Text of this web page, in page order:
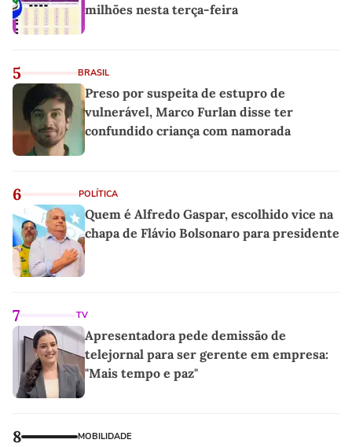
milhões nesta terça-feira
5 BRASIL
Preso por suspeita de estupro de
vulnerável, Marco Furlan disse ter
confundido criança com namorada
6 POLÍTICA
Quem é Alfredo Gaspar, escolhido vice na
chapa de Flávio Bolsonaro para presidente
7 TV
Apresentadora pede demissão de
telejornal para ser gerente em empresa:
"Mais tempo e paz"
8 MOBILIDADE